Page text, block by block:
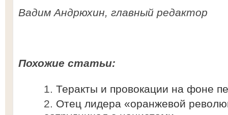
Вадим Андрюхин, главный редактор
Похожие статьи:
Теракты и провокации на фоне
Отец лидера «оранжевой